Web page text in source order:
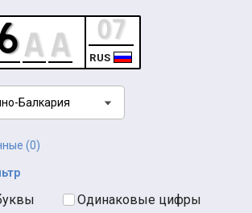
RUS
Балкария
(0)
Одинаковые цифры